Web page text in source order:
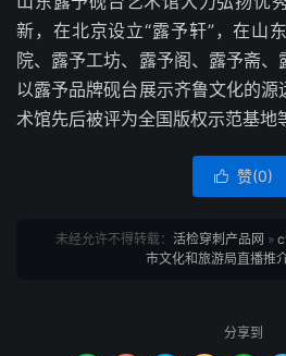
新，在北京设立“露予轩”，在山
院、露予工坊、露予阁、露予斋、
以露予品牌砚台展示齐鲁文化的
术馆先后被评为全国版权示范基地
 赞(0)
未经允许不得转载： 活检穿刺产品网 »
市文化和旅游局直播推
分享到